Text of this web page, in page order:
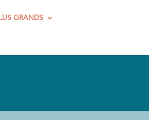
GRANDS